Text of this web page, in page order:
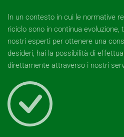
In un contesto in cui le normative
riciclo sono in continua evoluzione,
nostri esperti per ottenere una
desideri, hai la possibilità di
direttamente attraverso i nostri